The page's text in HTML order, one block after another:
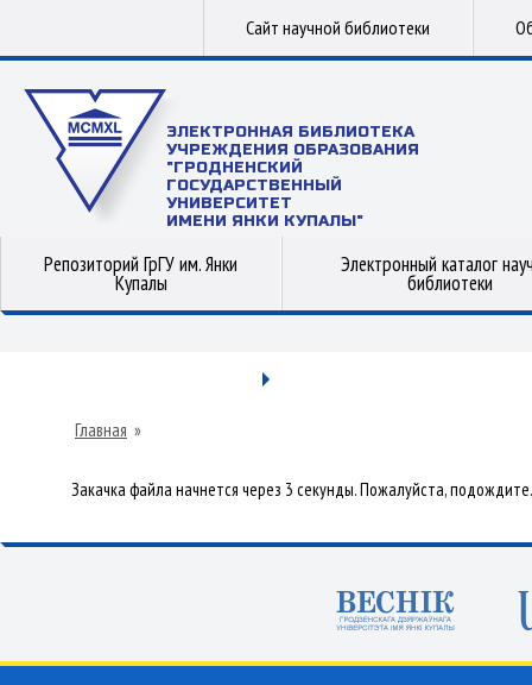
Сайт научной библиотеки
ЭЛЕКТРОННАЯ БИБЛИОТЕКА
УЧРЕЖДЕНИЯ ОБРАЗОВАНИЯ
"ГРОДНЕНСКИЙ
ГОСУДАРСТВЕННЫЙ
УНИВЕРСИТЕТ
ИМЕНИ ЯНКИ КУПАЛЫ"
Репозиторий ГрГУ им. Янки
Купалы
Электронный каталог
библиотеки
Главная »
Закачка файла начнется через 3 секунды. Пожалуйста, подождите.